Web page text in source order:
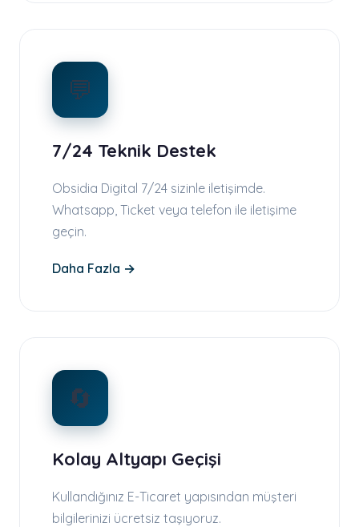
💬
7/24 Teknik Destek
Obsidia Digital 7/24 sizinle iletişimde.
Whatsapp, Ticket veya telefon ile iletişime
geçin.
Daha Fazla →
🔄
Kolay Altyapı Geçişi
Kullandığınız E-Ticaret yapısından müşteri
bilgilerinizi ücretsiz taşıyoruz.